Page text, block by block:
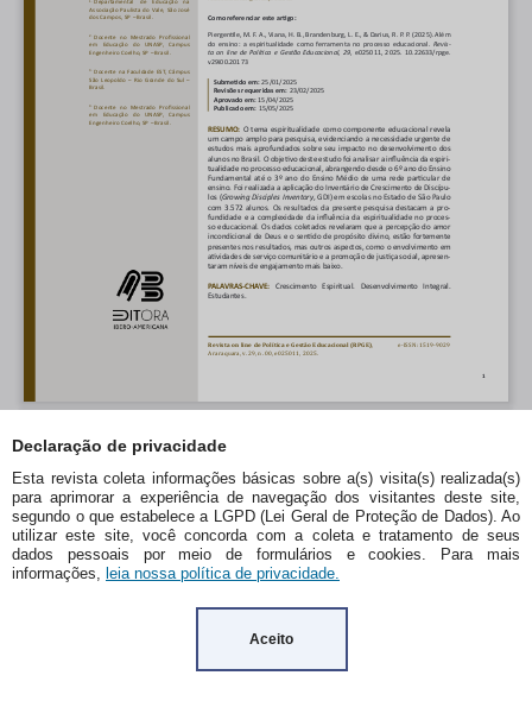
Declaração de privacidade
Esta revista coleta informações básicas sobre a(s) visita(s) realizada(s)
para aprimorar a experiência de navegação dos visitantes deste site,
segundo o que estabelece a LGPD (Lei Geral de Proteção de Dados). Ao
utilizar este site, você concorda com a coleta e tratamento de seus
dados pessoais por meio de formulários e cookies. Para mais
informações, leia nossa política de privacidade.
Aceito